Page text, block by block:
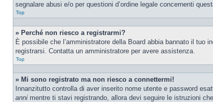
segnalare abusi e/o per questioni d’ordine legale concernenti
Top
» Perché non riesco a registrarmi?
È possibile che l’amministratore della Board abbia bannato il
registrarsi. Contatta un amministratore per avere assistenza.
Top
» Mi sono registrato ma non riesco a connettermi!
Innanzitutto controlla di aver inserito nome utente e password
anni mentre ti stavi registrando, allora devi seguire le istruzioni